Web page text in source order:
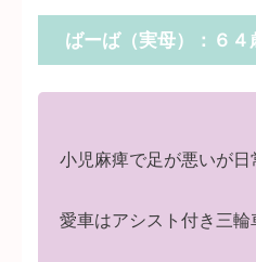
ばーば（実母）：６４
小児麻痺で足が悪いが
愛車はアシスト付き三輪